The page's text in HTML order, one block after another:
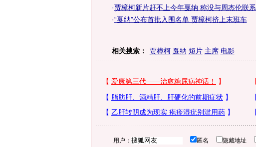
·贾樟柯新片赶不上今年戛纳 称没与周杰伦联系
·“戛纳”公布首批入围名单 贾樟柯挤上末班车
相关搜索： 贾樟柯 戛纳 短片 主席 电影
用户： 匿名 隐藏地址